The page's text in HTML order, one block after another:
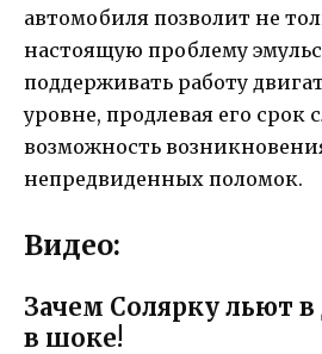
автомобиля позволит не
настоящую проблему
поддерживать работу
уровне, продлевая его
возможность
непредвиденных поломок.
Видео:
Зачем Солярку льют в
в шоке!